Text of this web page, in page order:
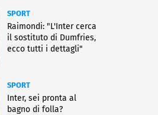
SPORT
Raimondi: "L'Inter cerca
il sostituto di Dumfries,
ecco tutti i dettagli"
SPORT
Inter, sei pronta al
bagno di folla?